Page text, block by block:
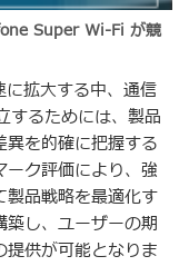
Super Wi-Fi が競
拡大する中、通信
するためには、製品
を的確に把握する
ーク評価により、強
製品戦略を最適化す
し、ユーザーの期
供が可能となりま